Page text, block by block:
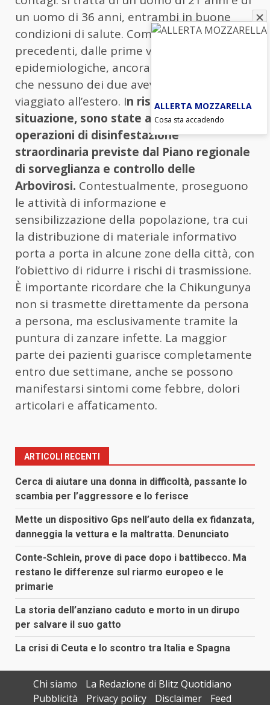
un uomo di 36 anni, entrambi in buone
condizioni di salute. Come per i casi
precedenti, dalle prime verifiche
epidemiologiche, ancora in corso, risulta
che nessuno dei due aveva recentemente
viaggiato all’estero. In risposta alla
situazione, sono state avviate le
operazioni di disinfestazione
straordinaria previste dal Piano regionale
di sorveglianza e controllo delle
Arbovirosi. Contestualmente, proseguono
le attività di informazione e
sensibilizzazione della popolazione, tra cui
la distribuzione di materiale informativo
porta a porta in alcune zone della città, con
l’obiettivo di ridurre i rischi di trasmissione.
È importante ricordare che la Chikungunya
non si trasmette direttamente da persona
a persona, ma esclusivamente tramite la
puntura di zanzare infette. La maggior
parte dei pazienti guarisce completamente
entro due settimane, anche se possono
manifestarsi sintomi come febbre, dolori
articolari e affaticamento.
ARTICOLI RECENTI
Cerca di aiutare una donna in difficoltà, passante lo
scambia per l’aggressore e lo ferisce
Mette un dispositivo Gps nell’auto della ex fidanzata,
danneggia la vettura e la maltratta. Denunciato
Conte-Schlein, prove di pace dopo i battibecco. Ma
restano le differenze sul riarmo europeo e le
primarie
La storia dell’anziano caduto e morto in un dirupo
per salvare il suo gatto
La crisi di Ceuta e lo scontro tra Italia e Spagna
Chi siamo
La Redazione di Blitz Quotidiano
Pubblicità
Privacy policy Disclaimer Feed
ALLERTA MOZZARELLA
Cosa sta accadendo